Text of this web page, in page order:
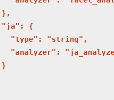
{
"type": "string",
"analyzer":